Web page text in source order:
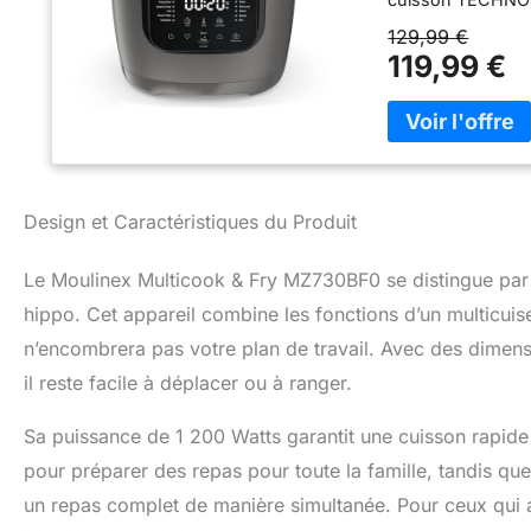
grasses UN
une seule fois
différents
rôti et légumes
pour 6
simples les soirs
FONCTION
déguster dès
maintient même
FACILE
Moulinex qui
personnalisés
cuisson
129,99 €
119,99 €
Design et Caractéristiques du Produit
Le Moulinex Multicook & Fry MZ730BF0 se distingue
hippo. Cet appareil combine les fonctions d’un
n’encombrera pas votre plan de travail. Avec des
il reste facile à déplacer ou à ranger.
Sa puissance de 1 200 Watts garantit une cuisson
pour préparer des repas pour toute la famille, tandis
un repas complet de manière simultanée. Pour ceux